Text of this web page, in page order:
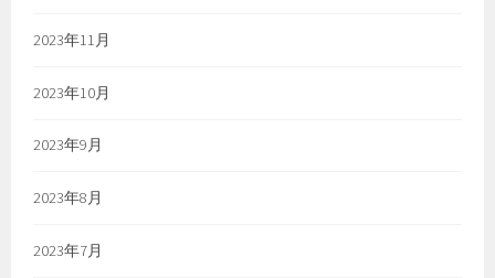
2023年11月
2023年10月
2023年9月
2023年8月
2023年7月